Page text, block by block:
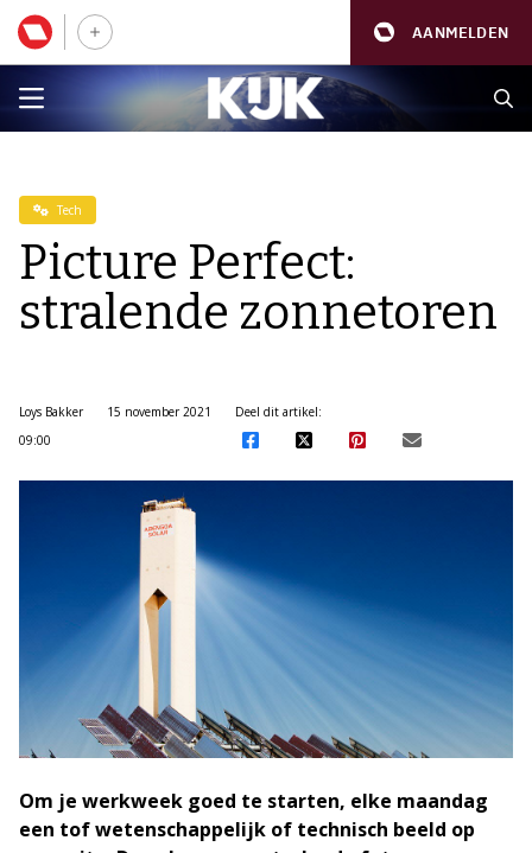
AANMELDEN
Tech
Picture Perfect:
stralende zonnetoren
Loys Bakker
15 november 2021
09:00
Deel dit artikel:
Om je werkweek goed te starten, elke maandag
een tof wetenschappelijk of technisch beeld op